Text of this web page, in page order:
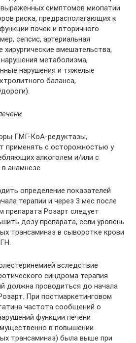
симптомов миопатии
риска, предрасполагающих к
почек и вторичного
сепсис, артериальная
вмешательства,
метаболизма,
нарушения и тяжелые
баланса,
ГМГ-КоА-редуктазы,
применять с осторожностью у
алкоголем и/или с
анамнезе.
определение показателей
терапии и через 3 мес после
препарата Розарт следует
дозу препарата, если уровень
трансаминаз в сыворотке крови
вследствие
синдрома терапия
должна проводиться до начала
При постмаркетинговом
частота сообщений о
функции печени
в повышении
трансаминаз) была выше при